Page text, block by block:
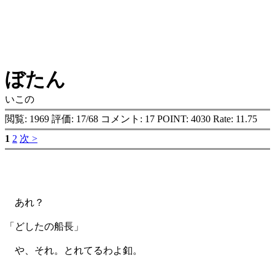
ぼたん
いこの
閲覧: 1969 評価: 17/68 コメント: 17 POINT: 4030 Rate: 11.75
1 2 次 >
あれ？
「どしたの船長」
や、それ。とれてるわよ釦。